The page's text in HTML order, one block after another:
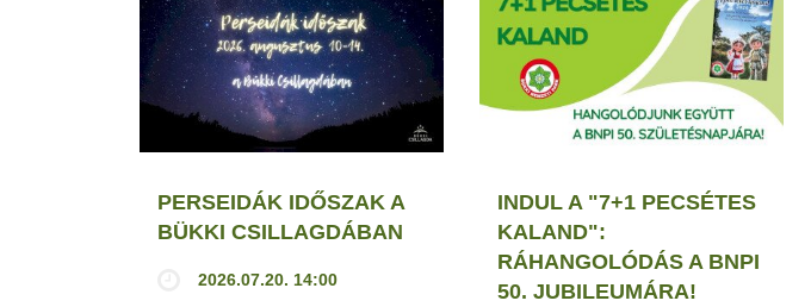
PERSEIDÁK IDŐSZAK A
BÜKKI CSILLAGDÁBAN
2026.07.20. 14:00
INDUL A "7+1 PECSÉTES
KALAND":
RÁHANGOLÓDÁS A BNPI
50. JUBILEUMÁRA!